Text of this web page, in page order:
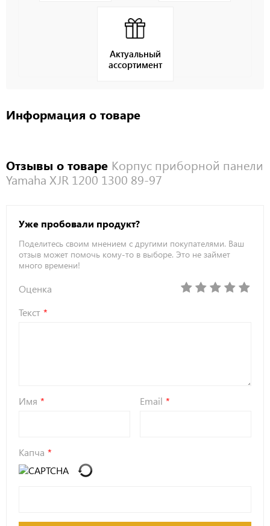
Актуальный
ассортимент
Информация о товаре
Отзывы о товаре Корпус приборной панели
Yamaha XJR 1200 1300 89-97
Уже пробовали продукт?
Поделитесь своим мнением с другими покупателями. Ваш
отзыв может помочь кому-то в выборе. Это не займет
много времени!
Оценка
Текст
Имя Email
Капча